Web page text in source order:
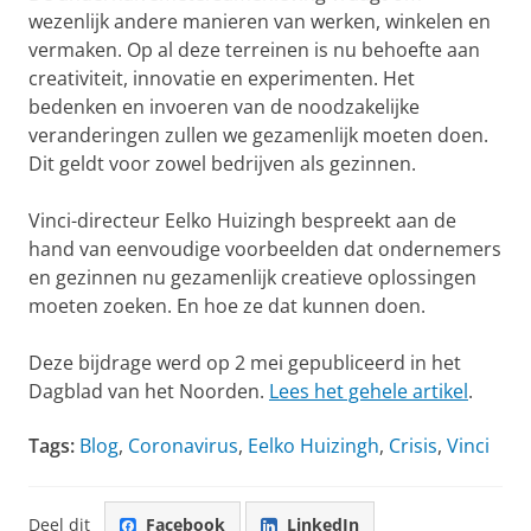
wezenlijk andere manieren van werken, winkelen en
vermaken. Op al deze terreinen is nu behoefte aan
creativiteit, innovatie en experimenten. Het
bedenken en invoeren van de noodzakelijke
veranderingen zullen we gezamenlijk moeten doen.
Dit geldt voor zowel bedrijven als gezinnen.
Vinci-directeur Eelko Huizingh bespreekt aan de
hand van eenvoudige voorbeelden dat ondernemers
en gezinnen nu gezamenlijk creatieve oplossingen
moeten zoeken. En hoe ze dat kunnen doen.
Deze bijdrage werd op 2 mei gepubliceerd in het
Dagblad van het Noorden. Lees het gehele artikel.
Tags: Blog, Coronavirus, Eelko Huizingh, Crisis, Vinci
Deel dit Facebook LinkedIn